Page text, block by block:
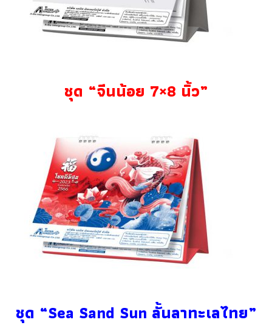
ชุด “จีนน้อย 7×8 นิ้ว”
ชุด “Sea Sand Sun ลั้นลาทะเลไทย”